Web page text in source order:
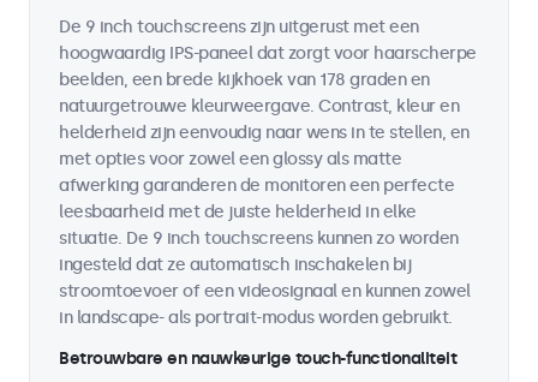
De 9 inch touchscreens zijn uitgerust met een
hoogwaardig IPS-paneel dat zorgt voor haarscherpe
beelden, een brede kijkhoek van 178 graden en
natuurgetrouwe kleurweergave. Contrast, kleur en
helderheid zijn eenvoudig naar wens in te stellen, en
met opties voor zowel een glossy als matte
afwerking garanderen de monitoren een perfecte
leesbaarheid met de juiste helderheid in elke
situatie. De 9 inch touchscreens kunnen zo worden
ingesteld dat ze automatisch inschakelen bij
stroomtoevoer of een videosignaal en kunnen zowel
in landscape- als portrait-modus worden gebruikt.
Betrouwbare en nauwkeurige touch-functionaliteit